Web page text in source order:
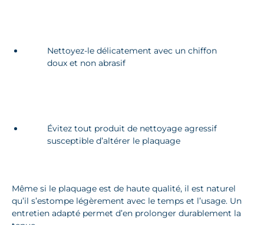
Nettoyez-le délicatement avec un chiffon
doux et non abrasif
Évitez tout produit de nettoyage agressif
susceptible d’altérer le plaquage
Même si le plaquage est de haute qualité, il est naturel
qu’il s’estompe légèrement avec le temps et l’usage. Un
entretien adapté permet d’en prolonger durablement la